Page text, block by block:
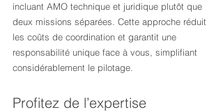
incluant AMO technique et juridique plutôt que
deux missions séparées. Cette approche réduit
les coûts de coordination et garantit une
responsabilité unique face à vous, simplifiant
considérablement le pilotage.
Profitez de l’expertise